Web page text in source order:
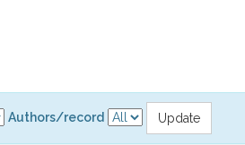
Authors/record